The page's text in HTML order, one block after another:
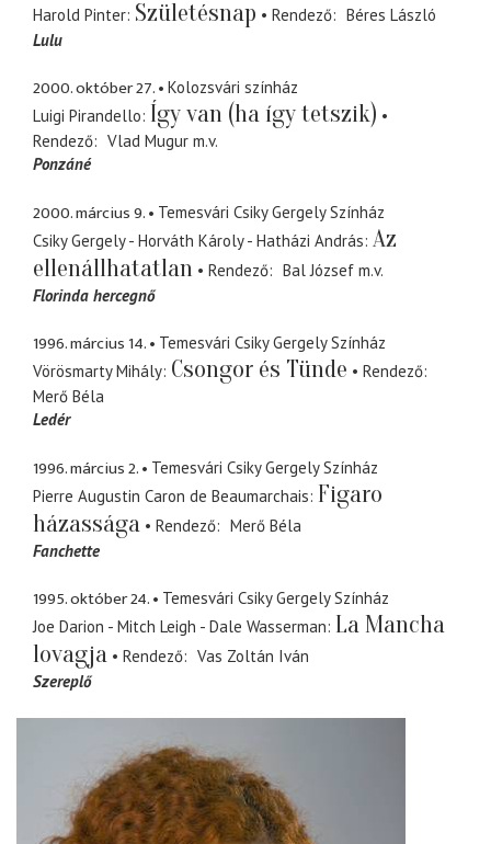
Harold Pinter Születésnap Rendező
Béres László
Lulu
2000. október 27.
Kolozsvári színház
Luigi Pirandello Így van (ha így tetszik)
Rendező Vlad Mugur m.v.
Ponzáné
2000. március 9.
Temesvári Csiky Gergely Színház
Csiky Gergely - Horváth Károly - Hatházi András Az
ellenállhatatlan
Rendező Bal József m.v.
Florinda hercegnő
1996. március 14.
Temesvári Csiky Gergely Színház
Vörösmarty Mihály Csongor és Tünde
Rendező
Merő Béla
Ledér
1996. március 2.
Temesvári Csiky Gergely Színház
Pierre Augustin Caron de Beaumarchais Figaro
házassága
Rendező
Merő Béla
Fanchette
1995. október 24.
Temesvári Csiky Gergely Színház
Joe Darion - Mitch Leigh - Dale Wasserman La Mancha
lovagja
Rendező
Vas Zoltán Iván
Szereplő